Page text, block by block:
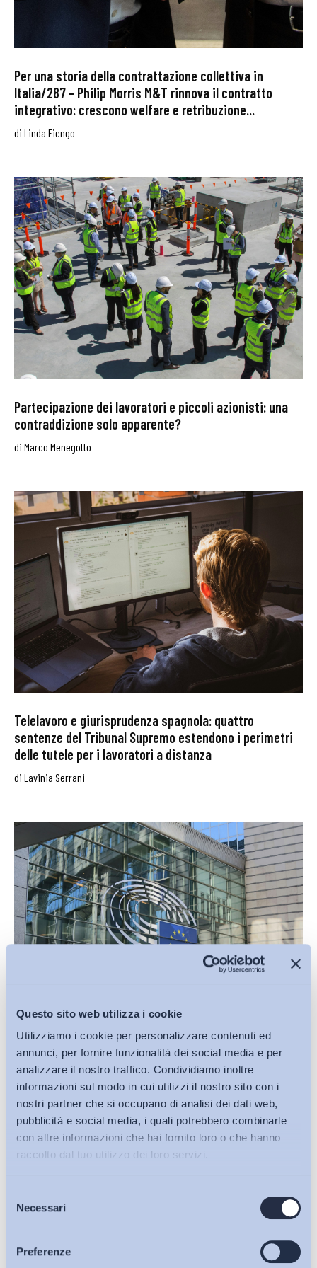
Questo sito web utilizza i cookie
Utilizziamo i cookie per personalizzare contenuti ed
annunci, per fornire funzionalità dei social media e per
analizzare il nostro traffico. Condividiamo inoltre
informazioni sul modo in cui utilizzi il nostro sito con i
nostri partner che si occupano di analisi dei dati web,
pubblicità e social media, i quali potrebbero combinarle
con altre informazioni che hai fornito loro o che hanno
raccolto dal tuo utilizzo dei loro servizi.
delNecessari
Preferenze
Bollettini ADAPT
Articoli
Per una storia della contrattazione collettiva in
Italia/287 – Philip Morris M&T rinnova il contratto
integrativo: crescono welfare e retribuzione...
di Linda Fiengo
Partecipazione dei lavoratori e piccoli azionisti: una
contraddizione solo apparente?
di Marco Menegotto
Telelavoro e giurisprudenza spagnola: quattro
sentenze del Tribunal Supremo estendono i perimetri
delle tutele per i lavoratori a distanza
di Lavinia Serrani
Verso la revisione della Direttiva sui CAE: arriva
l’approvazione del Parlamento europeo
diSara Prosdocimi
Osservatori
Normativa e prassi del lavoro
Emissione avvisi bonari e gestione contributiva agricola